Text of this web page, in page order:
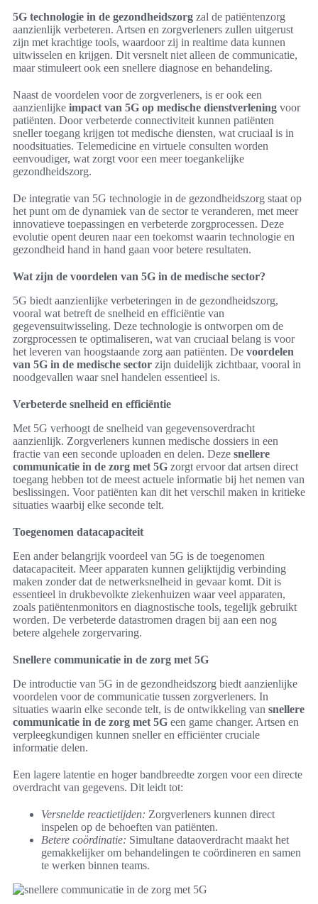
5G technologie in de gezondheidszorg zal de patiëntenzorg
aanzienlijk verbeteren. Artsen en zorgverleners zullen uitgerust
zijn met krachtige tools, waardoor zij in realtime data kunnen
uitwisselen en krijgen. Dit versnelt niet alleen de communicatie,
maar stimuleert ook een snellere diagnose en behandeling.
Naast de voordelen voor de zorgverleners, is er ook een
aanzienlijke impact van 5G op medische dienstverlening voor
patiënten. Door verbeterde connectiviteit kunnen patiënten
sneller toegang krijgen tot medische diensten, wat cruciaal is in
noodsituaties. Telemedicine en virtuele consulten worden
eenvoudiger, wat zorgt voor een meer toegankelijke
gezondheidszorg.
De integratie van 5G technologie in de gezondheidszorg staat op
het punt om de dynamiek van de sector te veranderen, met meer
innovatieve toepassingen en verbeterde zorgprocessen. Deze
evolutie opent deuren naar een toekomst waarin technologie en
gezondheid hand in hand gaan voor betere resultaten.
Wat zijn de voordelen van 5G in de medische sector?
5G biedt aanzienlijke verbeteringen in de gezondheidszorg,
vooral wat betreft de snelheid en efficiëntie van
gegevensuitwisseling. Deze technologie is ontworpen om de
zorgprocessen te optimaliseren, wat van cruciaal belang is voor
het leveren van hoogstaande zorg aan patiënten. De voordelen
van 5G in de medische sector zijn duidelijk zichtbaar, vooral in
noodgevallen waar snel handelen essentieel is.
Verbeterde snelheid en efficiëntie
Met 5G verhoogt de snelheid van gegevensoverdracht
aanzienlijk. Zorgverleners kunnen medische dossiers in een
fractie van een seconde uploaden en delen. Deze snellere
communicatie in de zorg met 5G zorgt ervoor dat artsen direct
toegang hebben tot de meest actuele informatie bij het nemen van
beslissingen. Voor patiënten kan dit het verschil maken in kritieke
situaties waarbij elke seconde telt.
Toegenomen datacapaciteit
Een ander belangrijk voordeel van 5G is de toegenomen
datacapaciteit. Meer apparaten kunnen gelijktijdig verbinding
maken zonder dat de netwerksnelheid in gevaar komt. Dit is
essentieel in drukbevolkte ziekenhuizen waar veel apparaten,
zoals patiëntenmonitors en diagnostische tools, tegelijk gebruikt
worden. De verbeterde datastromen dragen bij aan een nog
betere algehele zorgervaring.
Snellere communicatie in de zorg met 5G
De introductie van 5G in de gezondheidszorg biedt aanzienlijke
voordelen voor de communicatie tussen zorgverleners. In
situaties waarin elke seconde telt, is de ontwikkeling van snellere
communicatie in de zorg met 5G een game changer. Artsen en
verpleegkundigen kunnen sneller en efficiënter cruciale
informatie delen.
Een lagere latentie en hoger bandbreedte zorgen voor een directe
overdracht van gegevens. Dit leidt tot:
Versnelde reactietijden: Zorgverleners kunnen direct
inspelen op de behoeften van patiënten.
Betere coördinatie: Simultane dataoverdracht maakt het
gemakkelijker om behandelingen te coördineren en samen
te werken binnen teams.